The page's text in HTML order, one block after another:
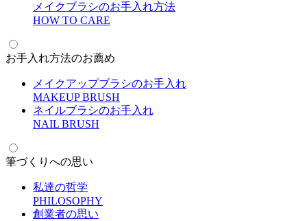
メイクブラシのお手入れ方法
HOW TO CARE
お手入れ方法のお薦め
メイクアップブラシのお手入れ
MAKEUP BRUSH
ネイルブラシのお手入れ
NAIL BRUSH
筆づくりへの思い
私達の哲学
PHILOSOPHY
創業者の思い